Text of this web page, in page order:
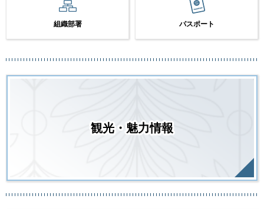
組織部署 パスポート
観光・魅力情報